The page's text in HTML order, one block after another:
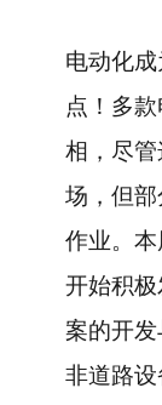
电动化成
点！多
相，尽
场，但
作业。本
开始积
案的开发
非道路